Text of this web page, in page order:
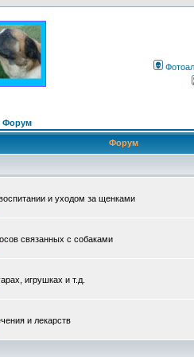
Форум
Форум
и уходом за щенками
связанных с собаками
игрушках и т.д.
и лекарств